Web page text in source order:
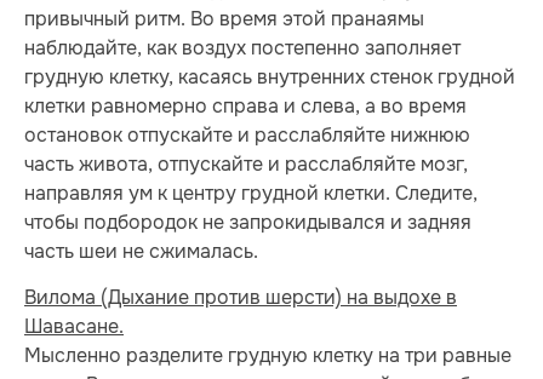
привычный ритм. Во время этой пранаямы
наблюдайте, как воздух постепенно заполняет
грудную клетку, касаясь внутренних стенок грудной
клетки равномерно справа и слева, а во время
остановок отпускайте и расслабляйте нижнюю
часть живота, отпускайте и расслабляйте мозг,
направляя ум к центру грудной клетки. Следите,
чтобы подбородок не запрокидывался и задняя
часть шеи не сжималась.
Вилома (Дыхание против шерсти) на выдохе в
Шавасане.
Мысленно разделите грудную клетку на три равные